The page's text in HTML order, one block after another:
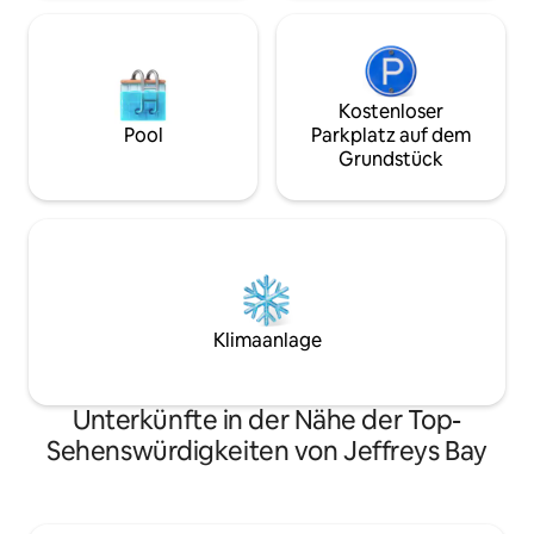
Pool
Kostenloser
Parkplatz auf dem
Grundstück
Klimaanlage
Unterkünfte in der Nähe der Top-
Sehenswürdigkeiten von Jeffreys Bay